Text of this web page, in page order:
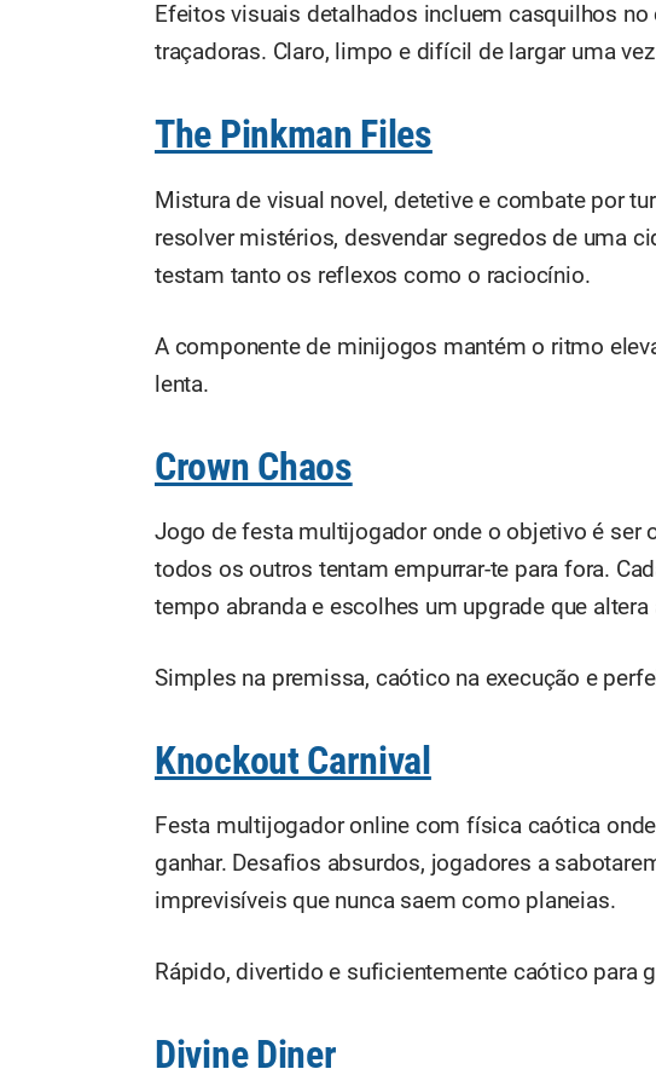
Efeitos visuais detalhados incluem casquilhos
traçadoras. Claro, limpo e difícil de largar uma
The Pinkman Files
Mistura de visual novel, detetive e combate por
resolver mistérios, desvendar segredos de uma
testam tanto os reflexos como o raciocínio.
A componente de minijogos mantém o ritmo
lenta.
Crown Chaos
Jogo de festa multijogador onde o objetivo é ser
todos os outros tentam empurrar-te para fora.
tempo abranda e escolhes um upgrade que
Simples na premissa, caótico na execução e
Knockout Carnival
Festa multijogador online com física caótica
ganhar. Desafios absurdos, jogadores a
imprevisíveis que nunca saem como planeias.
Rápido, divertido e suficientemente caótico para
Divine Diner